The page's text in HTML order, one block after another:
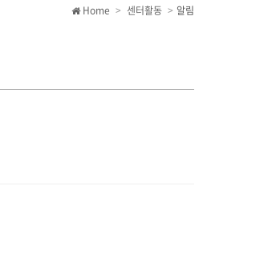
Home 센터활동 알림